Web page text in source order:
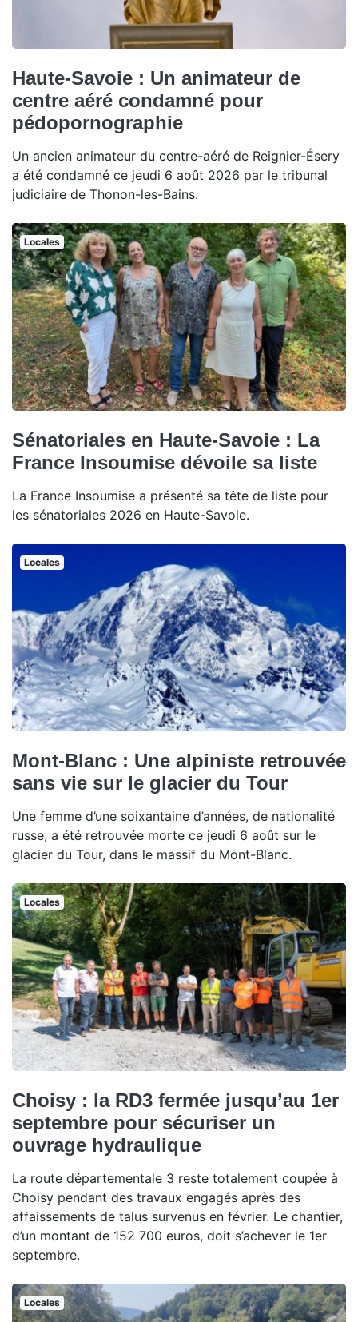
Haute-Savoie : Un animateur de
centre aéré condamné pour
pédopornographie
Un ancien animateur du centre-aéré de Reignier-Ésery
a été condamné ce jeudi 6 août 2026 par le tribunal
judiciaire de Thonon-les-Bains.
Locales
Sénatoriales en Haute-Savoie : La
France Insoumise dévoile sa liste
La France Insoumise a présenté sa tête de liste pour
les sénatoriales 2026 en Haute-Savoie.
Locales
Mont-Blanc : Une alpiniste retrouvée
sans vie sur le glacier du Tour
Une femme d’une soixantaine d’années, de nationalité
russe, a été retrouvée morte ce jeudi 6 août sur le
glacier du Tour, dans le massif du Mont-Blanc.
Locales
Choisy : la RD3 fermée jusqu’au 1er
septembre pour sécuriser un
ouvrage hydraulique
La route départementale 3 reste totalement coupée à
Choisy pendant des travaux engagés après des
affaissements de talus survenus en février. Le chantier,
d’un montant de 152 700 euros, doit s’achever le 1er
septembre.
Locales